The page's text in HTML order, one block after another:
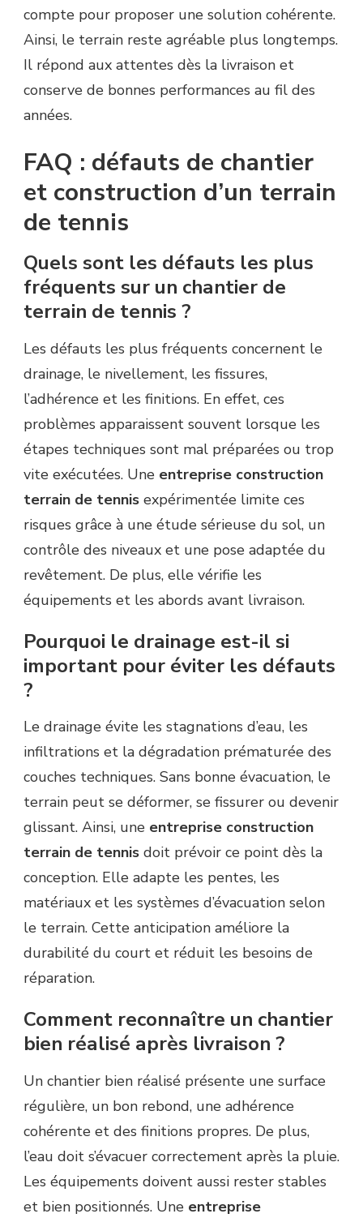
compte pour proposer une solution cohérente.
Ainsi, le terrain reste agréable plus longtemps.
Il répond aux attentes dès la livraison et
conserve de bonnes performances au fil des
années.
FAQ : défauts de chantier
et construction d’un terrain
de tennis
Quels sont les défauts les plus
fréquents sur un chantier de
terrain de tennis ?
Les défauts les plus fréquents concernent le
drainage, le nivellement, les fissures,
l’adhérence et les finitions. En effet, ces
problèmes apparaissent souvent lorsque les
étapes techniques sont mal préparées ou trop
vite exécutées. Une entreprise construction
terrain de tennis expérimentée limite ces
risques grâce à une étude sérieuse du sol, un
contrôle des niveaux et une pose adaptée du
revêtement. De plus, elle vérifie les
équipements et les abords avant livraison.
Pourquoi le drainage est-il si
important pour éviter les défauts
?
Le drainage évite les stagnations d’eau, les
infiltrations et la dégradation prématurée des
couches techniques. Sans bonne évacuation, le
terrain peut se déformer, se fissurer ou devenir
glissant. Ainsi, une entreprise construction
terrain de tennis doit prévoir ce point dès la
conception. Elle adapte les pentes, les
matériaux et les systèmes d’évacuation selon
le terrain. Cette anticipation améliore la
durabilité du court et réduit les besoins de
réparation.
Comment reconnaître un chantier
bien réalisé après livraison ?
Un chantier bien réalisé présente une surface
régulière, un bon rebond, une adhérence
cohérente et des finitions propres. De plus,
l’eau doit s’évacuer correctement après la pluie.
Les équipements doivent aussi rester stables
et bien positionnés. Une entreprise